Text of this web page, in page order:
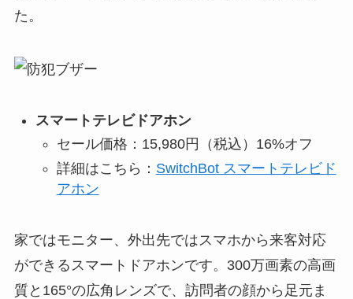
た。
スマートテレビドアホン
セール価格：15,980円（税込）16%オフ
詳細はこちら： SwitchBot スマートテレビド
アホン
家ではモニター、外出先ではスマホから来客対応
ができるスマートドアホンです。300万画素の高画
質と165°の広角レンズで、訪問者の顔から足元ま